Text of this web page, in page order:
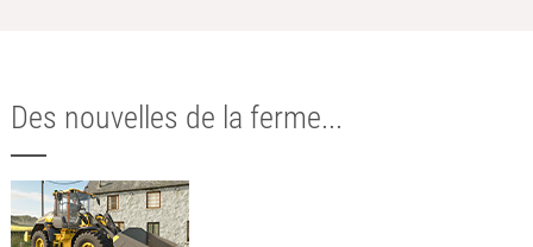
Des nouvelles de la ferme...